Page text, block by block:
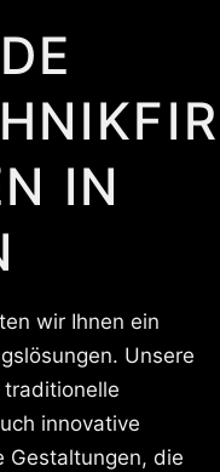
IN
wir Ihnen ein
Unsere
innovative
Gestaltungen, die